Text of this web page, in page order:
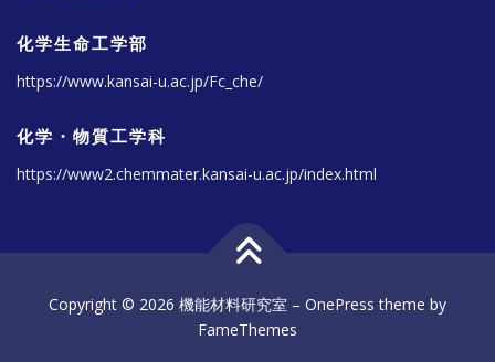
化学生命工学部
https://www.kansai-u.ac.jp/Fc_che/
化学・物質工学科
https://www2.chemmater.kansai-u.ac.jp/index.html
Copyright © 2026 機能材料研究室 – OnePress theme by
FameThemes